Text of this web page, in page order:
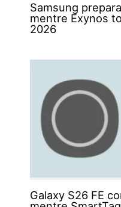
Samsung
mentre Exynos
2026
Galaxy S26 FE